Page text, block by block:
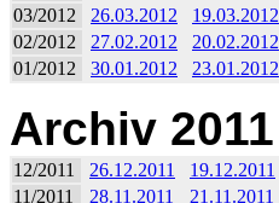
03/2012
26.03.2012 19.03.2012
02/2012
27.02.2012 20.02.2012
01/2012
30.01.2012 23.01.2012
Archiv 2011
12/2011 26.12.2011 19.12.2011
11/2011
28.11.2011 21.11.2011